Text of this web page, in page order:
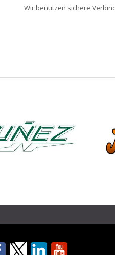
Wir benutzen sichere